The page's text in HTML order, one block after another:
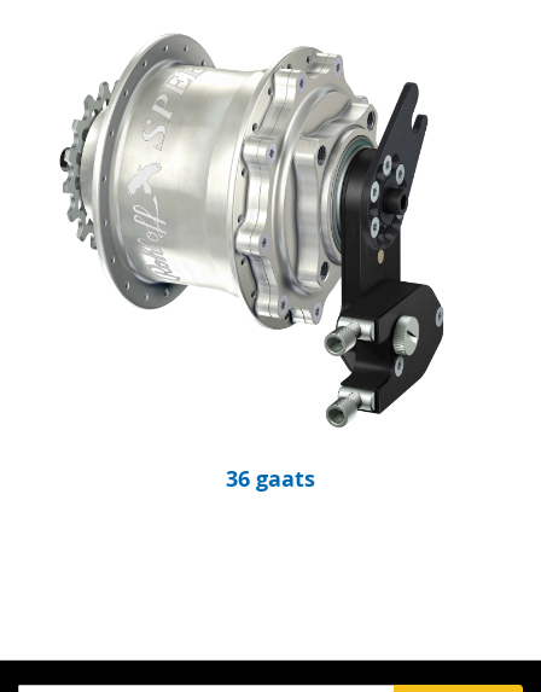
36 gaats